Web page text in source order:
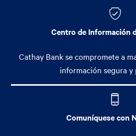
El Monte, CA 91731
Vietnamese
NMLSR ID: 1703536
Centro de Información
Cathay Bank se compromete a
información segura y
Comuníquese con